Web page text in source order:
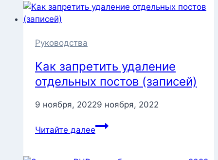
полям
Руководства
Как запретить удаление
отдельных постов (записей)
9 ноября, 20229 ноября, 2022
Читайте далее
Как
запретить